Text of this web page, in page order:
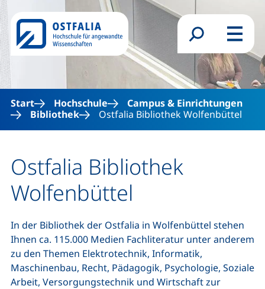
Direkt zum Inhalt
Suchformular
Menü
Start Hochschule
Campus & Einrichtungen
Bibliothek
Ostfalia Bibliothek Wolfenbüttel
Ostfalia Bibliothek
Wolfenbüttel
In der Bibliothek der Ostfalia in Wolfenbüttel stehen
Ihnen ca. 115.000 Medien Fachliteratur unter anderem
zu den Themen Elektrotechnik, Informatik,
Maschinenbau, Recht, Pädagogik, Psychologie, Soziale
Arbeit, Versorgungstechnik und Wirtschaft zur